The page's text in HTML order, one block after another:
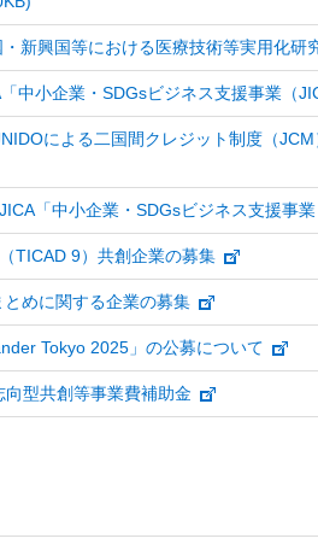
新興国等における医療技術等実用化研
中小企業・ SDGsビジネス支援事業（
による二国間クレジット制度（
「中小企業・SDGsビジネス支援事業
TICAD 9）共創企業の募集
とめに関する企業の募集
Tokyo 2025」の公募について
型共創等事業費補助金